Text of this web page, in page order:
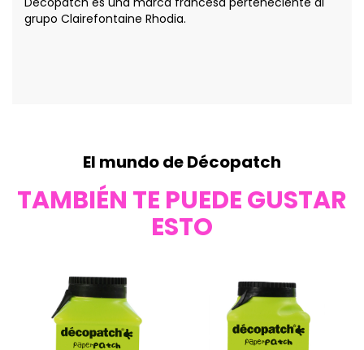
grupo Clairefontaine Rhodia.
El mundo de Décopatch
TAMBIÉN TE PUEDE GUSTAR
ESTO